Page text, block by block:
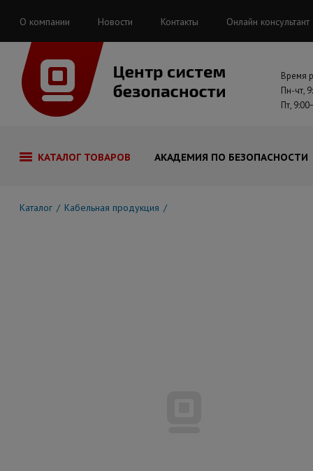
О компании Новости Контакты Онлайн консультант
Время
Пн-чт,
Пт,
КАТАЛОГ ТОВАРОВ АКАДЕМИЯ ПО БЕЗОПАСНОСТИ
Каталог Кабельная продукция